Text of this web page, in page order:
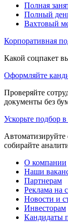
Полная
Полный
Вахтовый
Корпоративная
Какой соцпакет
Оформляйте
Проверяйте
документы без
Ускорьте подбор
Автоматизируйте
собирайте
О компании
Наши
Партнерам
Реклама на
Новости и
Инвесторам
Кандидаты